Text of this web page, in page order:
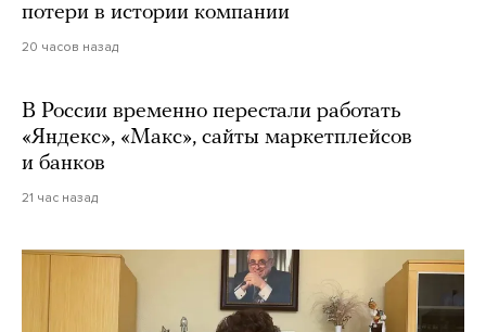
потери в истории компании
20 часов назад
В России временно перестали работать
«Яндекс», «Макс», сайты маркетплейсов
и банков
21 час назад